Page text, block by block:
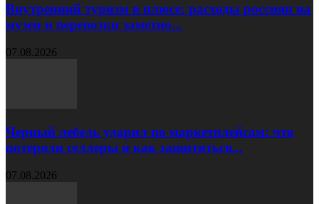
Внутренний туризм в плюсе: расходы россиян на
музеи и перевозки заметно...
07.08.2026
Черный лебедь ударил по маркетплейсам: что
потеряли селлеры и как защититься...
07.08.2026